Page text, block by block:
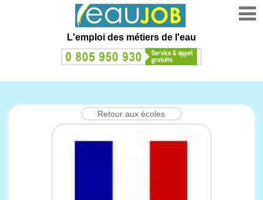
L'emploi des métiers de l'eau
Retour aux écoles